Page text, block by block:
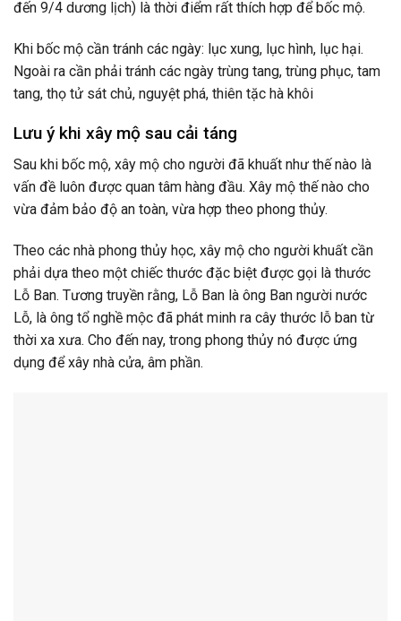
đến 9/4 dương lịch) là thời điểm rất thích hợp để bốc mộ.
Khi bốc mộ cần tránh các ngày: lục xung, lục hình, lục hại.
Ngoài ra cần phải tránh các ngày trùng tang, trùng phục, tam
tang, thọ tử sát chủ, nguyệt phá, thiên tặc hà khôi
Lưu ý khi xây mộ sau cải táng
Sau khi bốc mộ, xây mộ cho người đã khuất như thế nào là
vấn đề luôn được quan tâm hàng đầu. Xây mộ thế nào cho
vừa đảm bảo độ an toàn, vừa hợp theo phong thủy.
Theo các nhà phong thủy học, xây mộ cho người khuất cần
phải dựa theo một chiếc thước đặc biệt được gọi là thước
Lỗ Ban. Tương truyền rằng, Lỗ Ban là ông Ban người nước
Lỗ, là ông tổ nghề mộc đã phát minh ra cây thước lỗ ban từ
thời xa xưa. Cho đến nay, trong phong thủy nó được ứng
dụng để xây nhà cửa, âm phần.